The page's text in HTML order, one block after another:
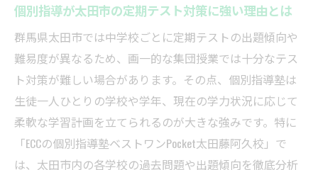
比較
個別指導が叶える学力向上の秘訣とは
個別指導で得られる学力向上の実践的メリ
ット
一人ひとりに合った学習計画が個別指導の
強み
個別指導で内申点アップを目指す学び方と
個別指導が太田市の定期テスト対策に強い理由とは
群馬県太田市では中学校ごとに定期テストの出題傾向や
難易度が異なるため、画一的な集団授業では十分なテス
ト対策が難しい場合があります。その点、個別指導塾は
生徒一人ひとりの学校や学年、現在の学力状況に応じて
柔軟な学習計画を立てられるのが大きな強みです。特に
「ECCの個別指導塾ベストワンPocket太田藤阿久校」で
は、太田市内の各学校の過去問題や出題傾向を徹底分析